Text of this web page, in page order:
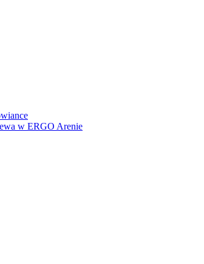
w ERGO Arenie